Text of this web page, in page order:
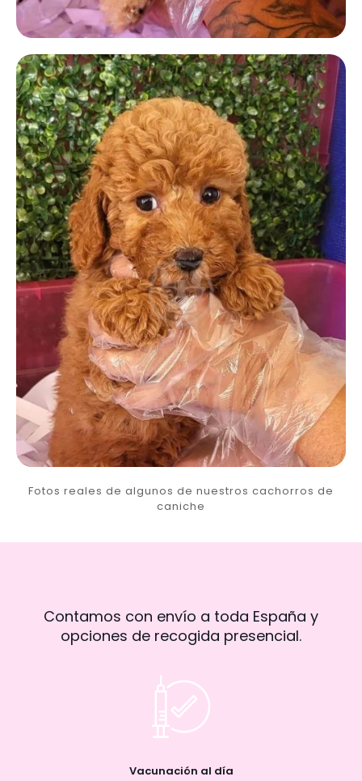
Fotos reales de algunos de nuestros cachorros de
caniche
Contamos con envío a toda España y
opciones de recogida presencial.
Vacunación al día